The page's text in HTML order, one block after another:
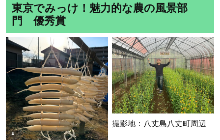
東京でみっけ！魅力的な農の風景部
門 優秀賞
撮影地：八丈島八丈町周辺